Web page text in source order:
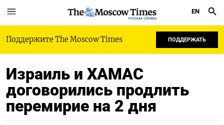
РУССКАЯ СЛУЖБА
EN
Поддержите The Moscow Times ПОДДЕРЖАТЬ
Израиль и ХАМАС
договорились продлить
перемирие на 2 дня